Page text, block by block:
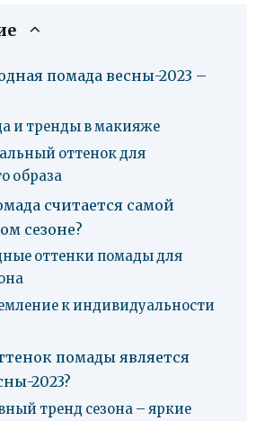
помада весны-2023 –
и тренды в макияже
оттенок для
образа
считается самой
сезоне?
оттенки помады для
к индивидуальности
помады является
2023?
тренд сезона – яркие